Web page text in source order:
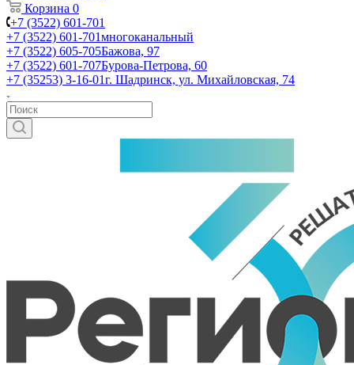
Корзина 0
+7 (3522) 601-701
+7 (3522) 601-701многоканальный
+7 (3522) 605-705Бажова, 97
+7 (3522) 601-707Бурова-Петрова, 60
+7 (35253) 3-16-01г. Шадринск, ул. Михайловская, 74